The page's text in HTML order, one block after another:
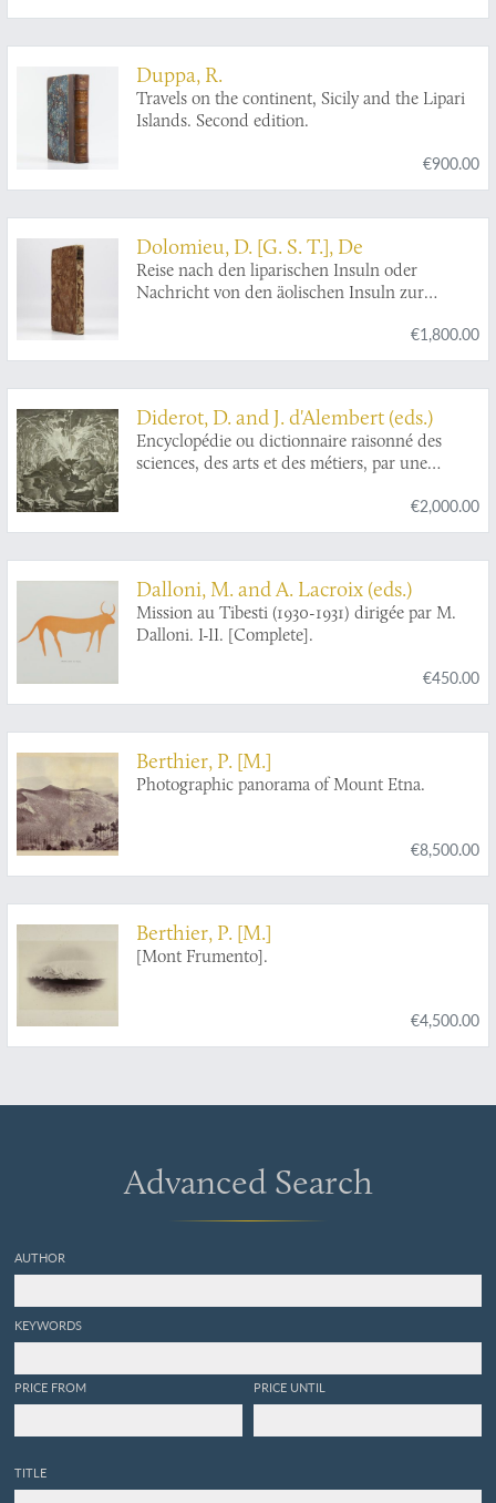
Duppa, R.
Travels on the continent, Sicily and the Lipari
Islands. Second edition.
€900.00
Dolomieu, D. [G. S. T.], De
Reise nach den liparischen Insuln oder
Nachricht von den äolischen Insuln zur
Vulkane. Nebst einer Abhandlung über eine
Art von Luftvulkan, und einer andern über die
Wärme.
€1,800.00
Diderot, D. and J. d'Alembert (eds.)
Encyclopédie ou dictionnaire raisonné des
sciences, des arts et des métiers, par une
Mons. Diderot. Histoire naturelle. Règne
mineral.
€2,000.00
Dalloni, M. and A. Lacroix (eds.)
Mission au Tibesti (1930-1931) dirigée par M.
Dalloni. I-II. [Complete].
€450.00
Berthier, P. [M.]
Photographic panorama of Mount Etna.
€8,500.00
Berthier, P. [M.]
[Mont Frumento].
€4,500.00
Advanced Search
AUTHOR
KEYWORDS
PRICE FROM PRICE UNTIL
TITLE